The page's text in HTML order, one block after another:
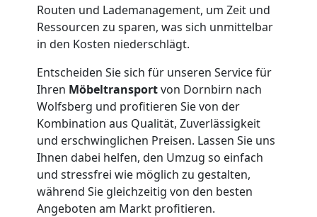
Routen und Lademanagement, um Zeit und
Ressourcen zu sparen, was sich unmittelbar
in den Kosten niederschlägt.
Entscheiden Sie sich für unseren Service für
Ihren Möbeltransportvon Dornbirn nach
Wolfsberg und profitieren Sie von der
Kombination aus Qualität, Zuverlässigkeit
und erschwinglichen Preisen. Lassen Sie uns
Ihnen dabei helfen, den Umzug so einfach
und stressfrei wie möglich zu gestalten,
während Sie gleichzeitig von den besten
Angeboten am Markt profitieren.
Fernumzug
Dornbirn
Firmenumzug
Dornbirn
Büroumzug